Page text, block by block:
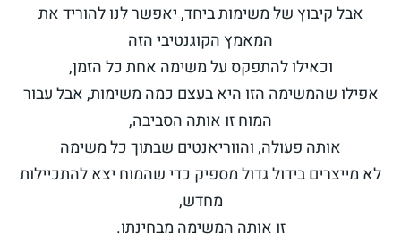
אבל קיבוץ של משימות ביחד, יאפשר לנו להוריד את
המאמץ הקוגנטיבי הזה
וכאילו להתפקס על משימה אחת כל הזמן,
אפילו שהמשימה הזו היא בעצם כמה משימות, אבל עבור
המוח זו אותה הסביבה,
אותה פעולה, והווריאנטים שבתוך כל משימה
לא מייצרים בידול גדול מספיק כדי שהמוח יצא להתכיילות
מחדש,
זו אותה המשימה מבחינתו.